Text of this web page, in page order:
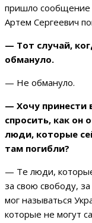
пришло сообщение
Артем Сергеевич
— Тот случай,
обмануло.
— Не обмануло.
— Хочу принести
спросить, как он
люди, которые
там погибли?
— Те люди,
за свою свободу,
мог называться
которые не могут